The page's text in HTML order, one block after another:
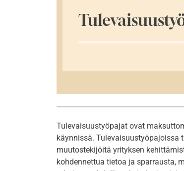
Tulevaisuustyöpajat ovat
käynnissä. Tulevaisuustyöpajoissa
muutostekijöitä yrityksen
kohdennettua tietoa ja sparrausta,